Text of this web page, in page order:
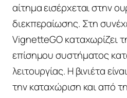
αίτημα εισέρχεται στην
διεκπεραίωσης. Στη
VignetteGO καταχωρίζει
επίσημου συστήματος
λειτουργίας. Η βινιέτα
την καταχώριση και από